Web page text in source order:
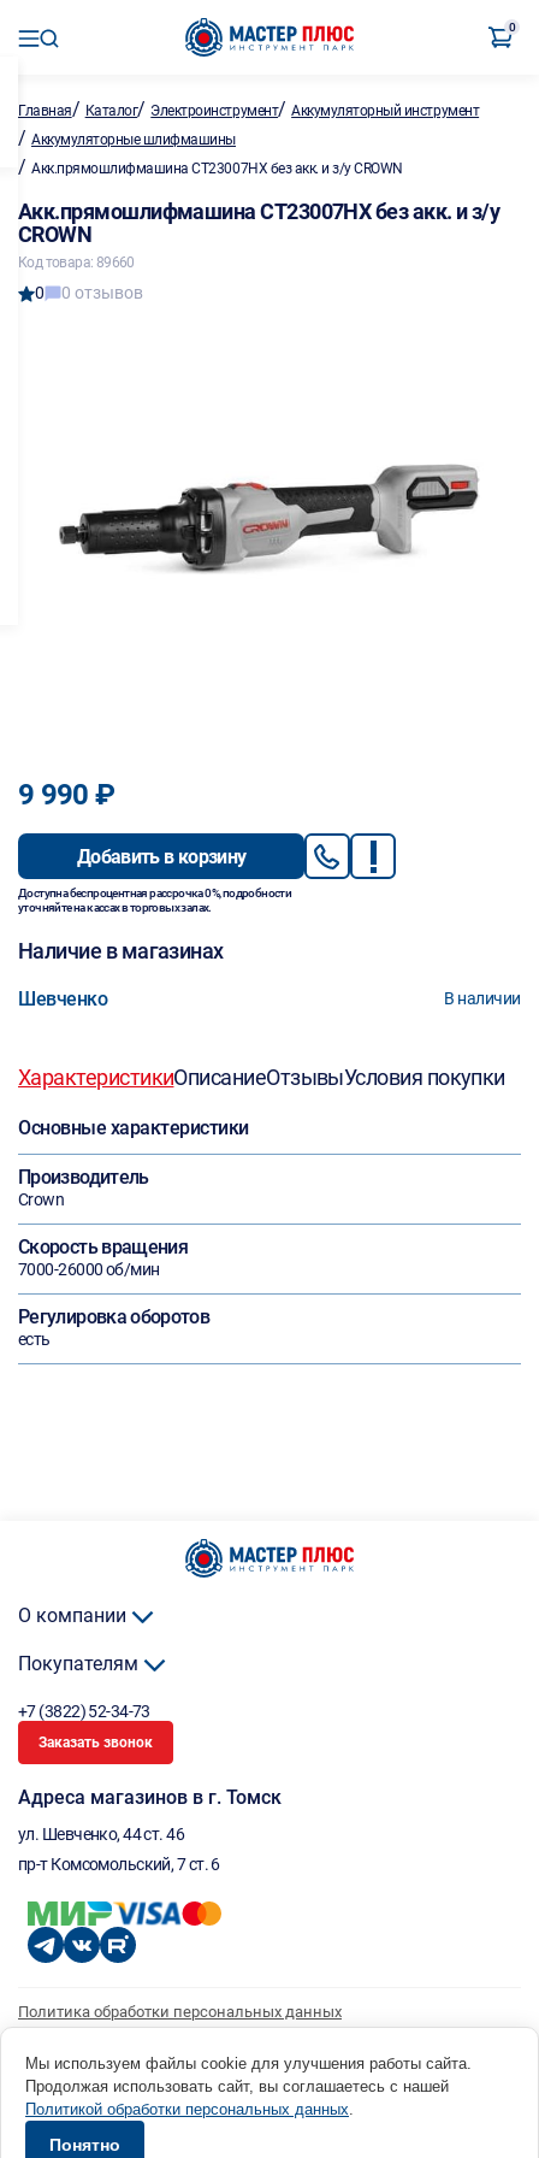
0
Главная/ Каталог/ Электроинструмент/Аккумуляторный инструмент
/ Аккумуляторные шлифмашины
/ Акк.прямошлифмашина CT23007HX без акк. и з/у CROWN
Акк.прямошлифмашина CT23007HX без акк. и з/у
CROWN
Код товара: 89660
0 0 отзывов
9 990 ₽
Добавить в корзину
Доступна беспроцентная рассрочка 0%, подробности
уточняйте на кассах в торговых залах.
Наличие в магазинах
Шевченко В наличии
ХарактеристикиОписаниеОтзывыУсловия покупки
Основные характеристики
Производитель
Crown
Скорость вращения
7000-26000 об/мин
Регулировка оборотов
есть
О компании
Покупателям
+7 (3822) 52-34-73
Заказать звонок
Адреса магазинов в г. Томск
ул. Шевченко, 44 ст. 46
пр-т Комсомольский, 7 ст. 6
Политика обработки персональных данных
Согласие на получение рассылки
© 1996 - 2026 инструмент парк «Мастер Плюс» Россия, г. Томск, ул. Шевченко, 44 ст. 46, (3822) 52-34-
73 okp@masterplus.tomsk.ru ИП Брусницын Д.Н. ИНН 701700002741
Мы используем файлы cookie для улучшения работы сайта.
Продолжая использовать сайт, вы соглашаетесь с нашей
Политикой обработки персональных данных.
Понятно